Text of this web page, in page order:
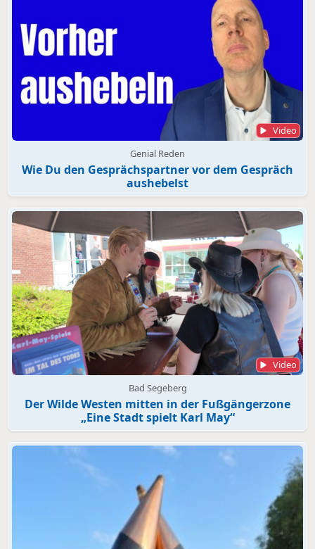
Video
Genial Reden
Wie Du den Gesprächspartner vor dem Gespräch
aushebelst
Video
Bad Segeberg
Der Wilde Westen mitten in der Fußgängerzone
„Eine Stadt spielt Karl May“